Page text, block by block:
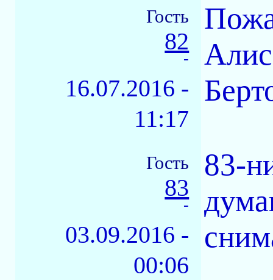
Гость
82
-
16.07.2016 -
11:17
Гость
83
-
03.09.2016 -
00:06
83-